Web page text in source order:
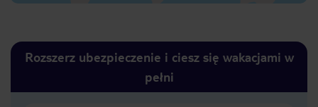
Rozszerz ubezpieczenie i ciesz się wakacjami w
pełni